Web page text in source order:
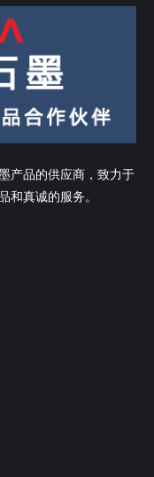
产品的供应商，致力于
和真诚的服务。